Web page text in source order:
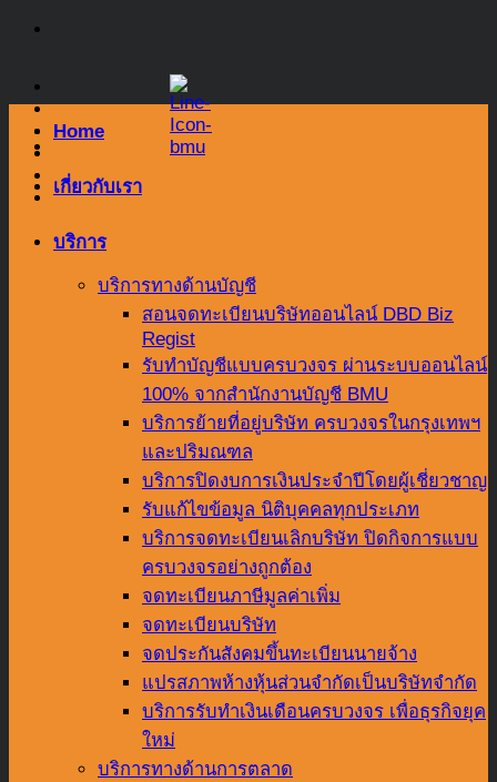
Skip
Home
เกี่ยวกับเรา
บริการ
บริการทางด้านบัญชี
สอนจดทะเบียนบริษัทออนไลน์ DBD Biz
Regist
รับทำบัญชีแบบครบวงจร ผ่านระบบออนไลน์
100% จากสำนักงานบัญชี BMU
บริการย้ายที่อยู่บริษัท ครบวงจรในกรุงเทพฯ
และปริมณฑล
บริการปิดงบการเงินประจำปีโดยผู้เชี่ยวชาญ
รับแก้ไขข้อมูล นิติบุคคลทุกประเภท
บริการจดทะเบียนเลิกบริษัท ปิดกิจการแบบ
ครบวงจรอย่างถูกต้อง
จดทะเบียนภาษีมูลค่าเพิ่ม
จดทะเบียนบริษัท
จดประกันสังคมขึ้นทะเบียนนายจ้าง
แปรสภาพห้างหุ้นส่วนจำกัดเป็นบริษัทจำกัด
บริการรับทำเงินเดือนครบวงจร เพื่อธุรกิจยุค
ใหม่
บริการทางด้านการตลาด